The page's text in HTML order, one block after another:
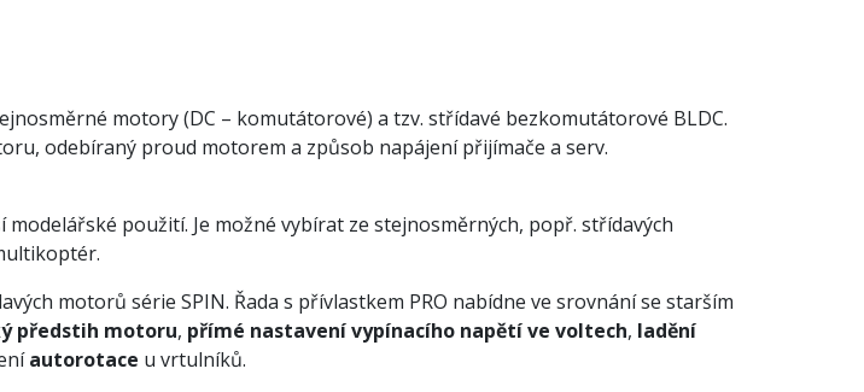
motory (DC – komutátorové) a tzv. střídavé bezkomutátorové BLDC.
odebíraný proud motorem a způsob napájení přijímače a serv.
použití. Je možné vybírat ze stejnosměrných, popř. střídavých
motorů série SPIN. Řada s přívlastkem PRO nabídne ve srovnání se starším
předstih motoru, přímé nastavení vypínacího napětí ve voltech, ladění
autorotace u vrtulníků.